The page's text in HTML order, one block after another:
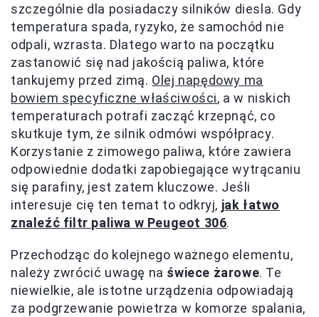
szczególnie dla posiadaczy silników diesla. Gdy
temperatura spada, ryzyko, że samochód nie
odpali, wzrasta. Dlatego warto na początku
zastanowić się nad jakością paliwa, które
tankujemy przed zimą. Olej napędowy ma
bowiem specyficzne właściwości, a w niskich
temperaturach potrafi zacząć krzepnąć, co
skutkuje tym, że silnik odmówi współpracy.
Korzystanie z zimowego paliwa, które zawiera
odpowiednie dodatki zapobiegające wytrącaniu
się parafiny, jest zatem kluczowe. Jeśli
interesuje cię ten temat to odkryj, jak łatwo
znaleźć filtr paliwa w Peugeot 306.
Przechodząc do kolejnego ważnego elementu,
należy zwrócić uwagę na świece żarowe. Te
niewielkie, ale istotne urządzenia odpowiadają
za podgrzewanie powietrza w komorze spalania,